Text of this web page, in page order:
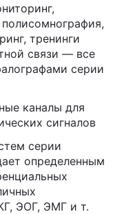
тренинги
связи — все
серии
каналы для
сигналов
серии
определенным
ЭОГ, ЭМГ и т.